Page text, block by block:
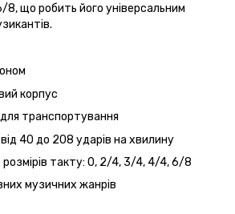
що робить його універсальним
корпус
транспортування
40 до 208 ударів на хвилину
розмірів такту: 0, 2/4, 3/4, 4/4, 6/8
музичних жанрів